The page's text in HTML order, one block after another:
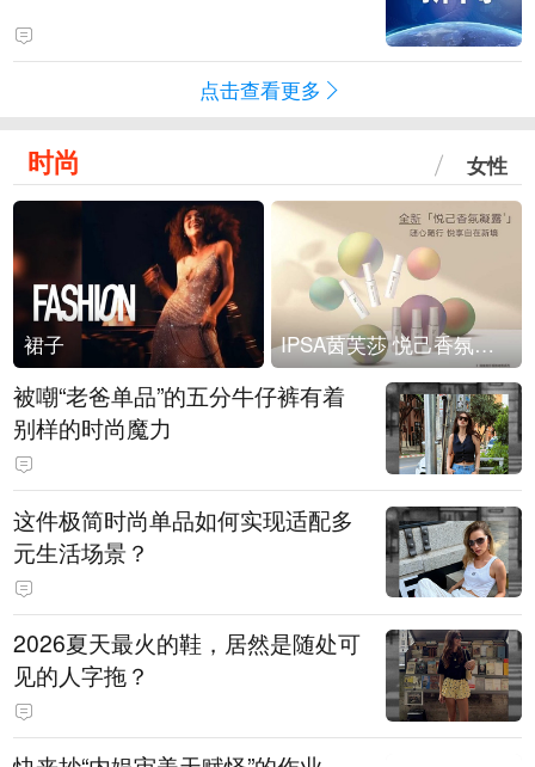
点击查看更多
时尚 女性
裙子 IPSA茵芙莎 悦己香氛凝露上市
被嘲“老爸单品”的五分牛仔裤有着
别样的时尚魔力
这件极简时尚单品如何实现适配多
元生活场景？
2026夏天最火的鞋，居然是随处可
见的人字拖？